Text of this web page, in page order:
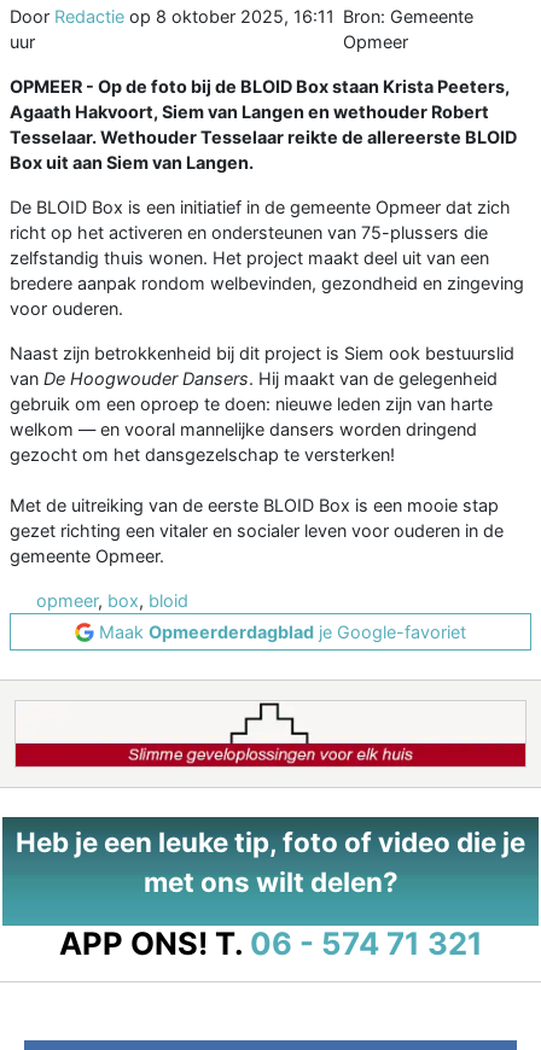
Door Redactie op 8 oktober 2025, 16:11
uur
Bron: Gemeente
Opmeer
OPMEER - Op de foto bij de BLOID Box staan Krista Peeters,
Agaath Hakvoort, Siem van Langen en wethouder Robert
Tesselaar. Wethouder Tesselaar reikte de allereerste BLOID
Box uit aan Siem van Langen.
De BLOID Box is een initiatief in de gemeente Opmeer dat zich
richt op het activeren en ondersteunen van 75-plussers die
zelfstandig thuis wonen. Het project maakt deel uit van een
bredere aanpak rondom welbevinden, gezondheid en zingeving
voor ouderen.
Naast zijn betrokkenheid bij dit project is Siem ook bestuurslid
van De Hoogwouder Dansers. Hij maakt van de gelegenheid
gebruik om een oproep te doen: nieuwe leden zijn van harte
welkom — en vooral mannelijke dansers worden dringend
gezocht om het dansgezelschap te versterken!
Met de uitreiking van de eerste BLOID Box is een mooie stap
gezet richting een vitaler en socialer leven voor ouderen in de
gemeente Opmeer.
opmeer, box, bloid
Maak Opmeerderdagblad je Google-favoriet
Heb je een leuke tip, foto of video die je
met ons wilt delen?
APP ONS! T. 06 - 574 71 321